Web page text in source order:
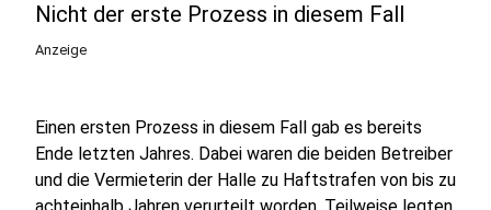
Nicht der erste Prozess in diesem Fall
Anzeige
Einen ersten Prozess in diesem Fall gab es bereits
Ende letzten Jahres. Dabei waren die beiden Betreiber
und die Vermieterin der Halle zu Haftstrafen von bis zu